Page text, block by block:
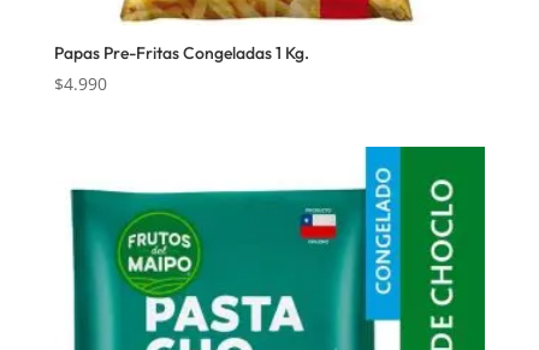
Papas Pre-Fritas Congeladas 1 Kg.
$4.990